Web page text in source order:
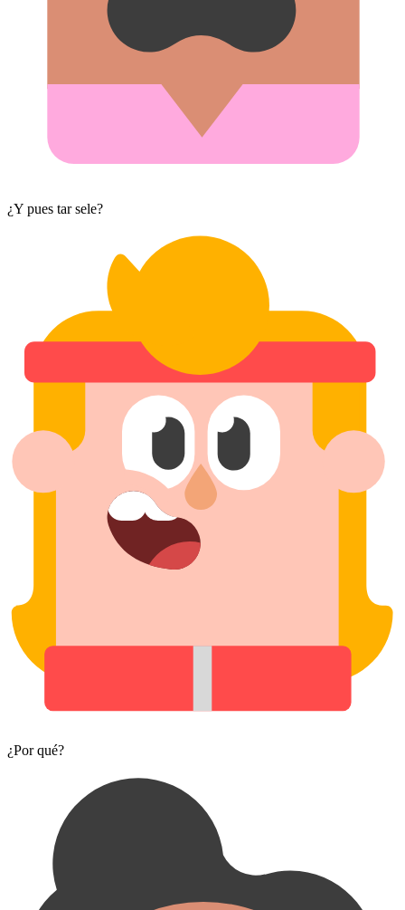
¿Y pues tar sele?
¿Por qué?